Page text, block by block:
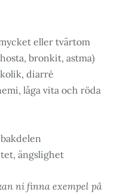
eller tvärtom
bronkit, astma)
diarré
låga vita och röda
ängslighet
ni finna exempel på